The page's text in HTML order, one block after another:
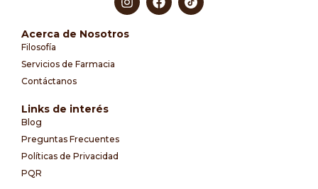
Acerca de Nosotros
Filosofía
Servicios de Farmacia
Contáctanos
Links de interés
Blog
Preguntas Frecuentes
Políticas de Privacidad
PQR